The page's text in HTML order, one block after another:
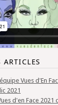
ARTICLES
Vues d'En
2021
d'en Face 2021